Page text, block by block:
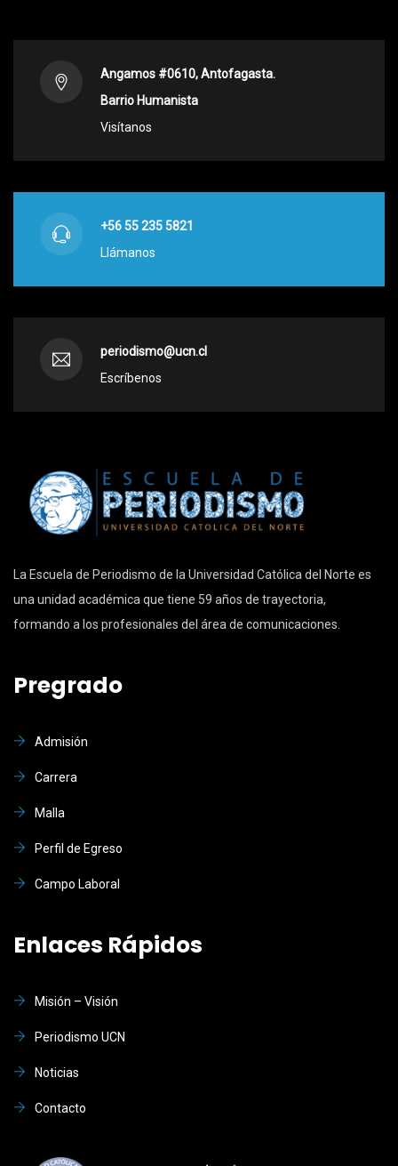
Angamos #0610, Antofagasta.
Barrio Humanista
Visítanos
+56 55 235 5821
Llámanos
periodismo@ucn.cl
Escríbenos
La Escuela de Periodismo de la Universidad Católica del Norte es
una unidad académica que tiene 59 años de trayectoria,
formando a los profesionales del área de comunicaciones.
Pregrado
Admisión
Carrera
Malla
Perfil de Egreso
Campo Laboral
Enlaces Rápidos
Misión – Visión
Periodismo UCN
Noticias
Contacto